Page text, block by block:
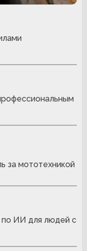
за мототехникой
ИИ для людей с